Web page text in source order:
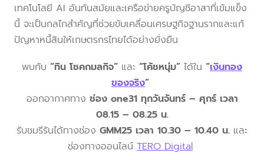
เทคโนโลยี AI อันทันสมัยและเครือข่ายครูบัญชีอาสาที่เข้มแข็ง
นี้ จะเป็นกลไกสำคัญที่ช่วยขับเคลื่อนเศรษฐกิจฐานรากและแก้
ปัญหาหนี้สินให้เกษตรกรไทยได้อย่างยั่งยืน
พบกับ “ทิน โชคกมลกิจ” และ “โค้ชหนุ่ม” ได้ใน “เงินทอง
ของจริง”
ออกอากาศทาง ช่อง one31 ทุกวันจันทร์ – ศุกร์ เวลา
08.15 – 08.25 น.
รับชมรีรันได้ทางช่อง GMM25 เวลา 10.30 – 10.40 น. และ
ช่องทางออนไลน์ TERO Digital